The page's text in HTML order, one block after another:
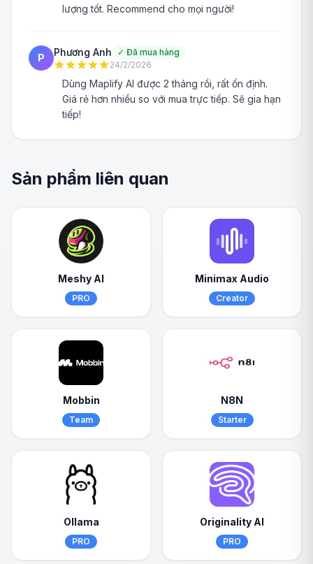
lượng tốt. Recommend cho mọi người!
P Phương Anh ✓ Đã mua hàng
24/2/2026
Dùng Maplify AI được 2 tháng rồi, rất ổn định.
Giá rẻ hơn nhiều so với mua trực tiếp. Sẽ gia hạn
tiếp!
Sản phẩm liên quan
Meshy AI
PRO
Minimax Audio
Creator
Mobbin
Team
N8N
Starter
Ollama
PRO
Originality AI
PRO